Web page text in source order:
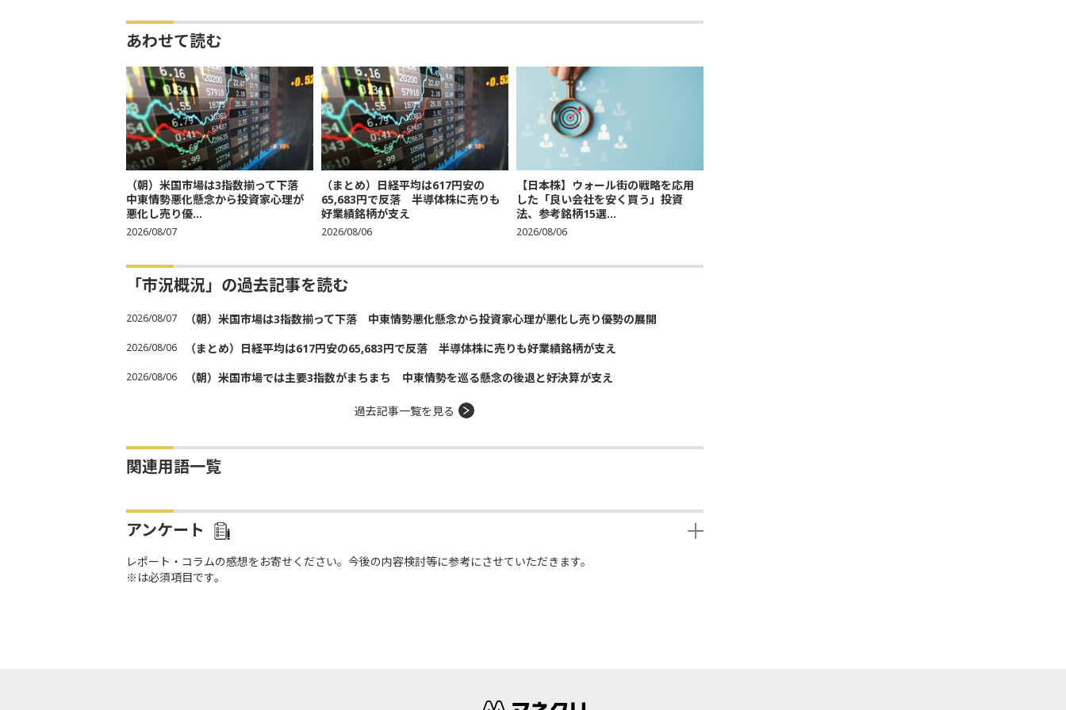
あわせて読む
（朝）米国市場は3指数揃って下落
中東情勢悪化懸念から投資家心理が
悪化し売り優...
2026/08/07
（まとめ）日経平均は617円安の
65,683円で反落 半導体株に売りも
好業績銘柄が支え
2026/08/06
【日本株】ウォール街の戦略を応用
した「良い会社を安く買う」投資
法、参考銘柄15選...
2026/08/06
「市況概況」の過去記事を読む
2026/08/07 （朝）米国市場は3指数揃って下落 中東情勢悪化懸念から投資家心理が悪化し売り優勢の展開
2026/08/06 （まとめ）日経平均は617円安の65,683円で反落 半導体株に売りも好業績銘柄が支え
2026/08/06 （朝）米国市場では主要3指数がまちまち 中東情勢を巡る懸念の後退と好決算が支え
過去記事一覧を見る
関連用語一覧
アンケート
レポート・コラムの感想をお寄せください。今後の内容検討等に参考にさせていただきます。
※は必須項目です。